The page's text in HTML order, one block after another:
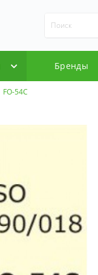
Бренды
FO-54C